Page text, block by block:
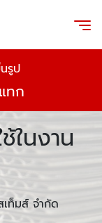
รูป
ทก
ในงาน
ท็มส์ จำกัด